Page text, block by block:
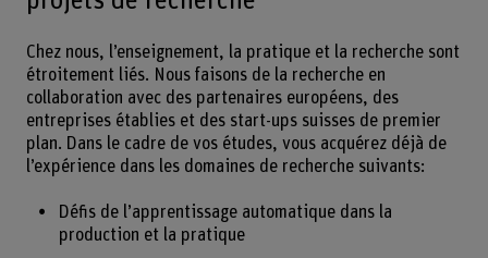
Chez nous, l’enseignement, la pratique et la recherche sont
étroitement liés. Nous faisons de la recherche en
collaboration avec des partenaires européens, des
entreprises établies et des start-ups suisses de premier
plan. Dans le cadre de vos études, vous acquérez déjà de
l’expérience dans les domaines de recherche suivants:
Défis de l’apprentissage automatique dans la
production et la pratique